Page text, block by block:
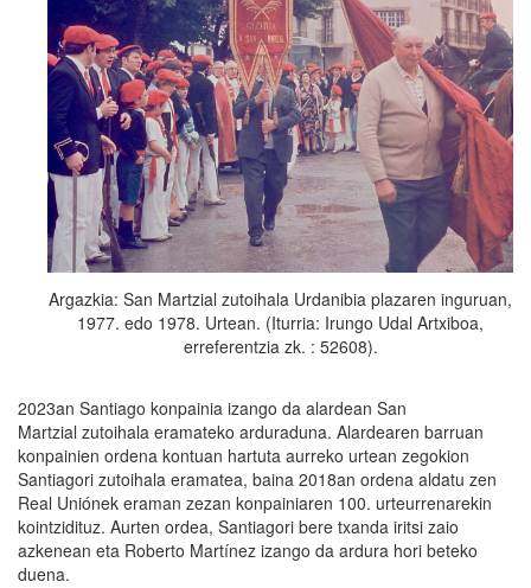
Argazkia: San Martzial zutoihala Urdanibia plazaren inguruan,
1977. edo 1978. Urtean. (Iturria: Irungo Udal Artxiboa,
erreferentzia zk. : 52608).
2023an Santiago konpainia izango da alardean San
Martzial zutoihala eramateko arduraduna. Alardearen barruan
konpainien ordena kontuan hartuta aurreko urtean zegokion
Santiagori zutoihala eramatea, baina 2018an ordena aldatu zen
Real Uniónek eraman zezan konpainiaren 100. urteurrenarekin
kointzidituz. Aurten ordea, Santiagori bere txanda iritsi zaio
azkenean eta Roberto Martínez izango da ardura hori beteko
duena.